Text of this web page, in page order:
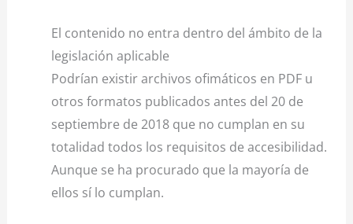
El contenido no entra dentro del ámbito de la
legislación aplicable
Podrían existir archivos ofimáticos en PDF u
otros formatos publicados antes del 20 de
septiembre de 2018 que no cumplan en su
totalidad todos los requisitos de accesibilidad.
Aunque se ha procurado que la mayoría de
ellos sí lo cumplan.